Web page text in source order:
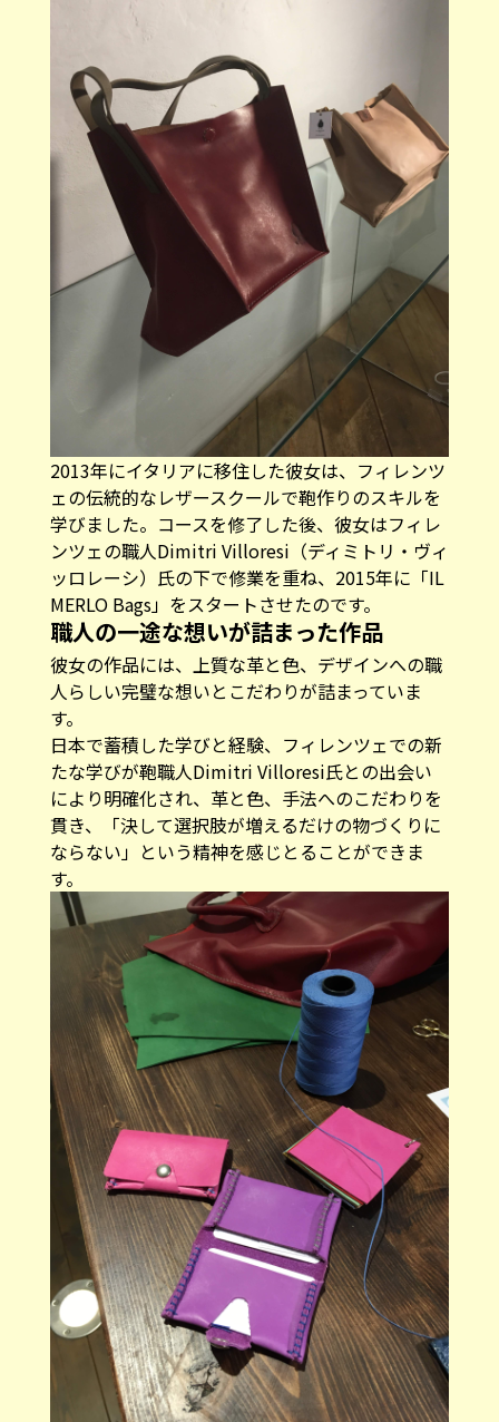
2013年にイタリアに移住した彼女は、フィレンツ
ェの伝統的なレザースクールで鞄作りのスキルを
学びました。コースを修了した後、彼女はフィレ
ンツェの職人Dimitri Villoresi（ディミトリ・ヴィ
ッロレーシ）氏の下で修業を重ね、2015年に「IL
MERLO Bags」をスタートさせたのです。
職人の一途な想いが詰まった作品
彼女の作品には、上質な革と色、デザインへの職
人らしい完璧な想いとこだわりが詰まっていま
す。
日本で蓄積した学びと経験、フィレンツェでの新
たな学びが鞄職人Dimitri Villoresi氏との出会い
により明確化され、革と色、手法へのこだわりを
貫き、「決して選択肢が増えるだけの物づくりに
ならない」という精神を感じとることができま
す。